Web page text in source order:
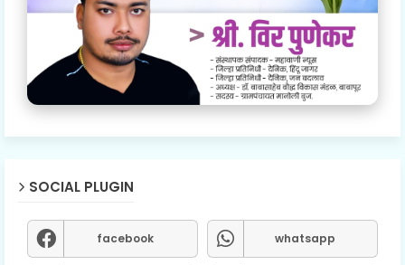
SOCIAL PLUGIN
facebook whatsapp